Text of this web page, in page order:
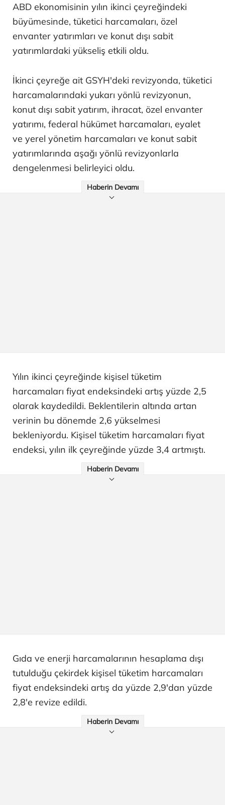
ABD ekonomisinin yılın ikinci çeyreğindeki
büyümesinde, tüketici harcamaları, özel
envanter yatırımları ve konut dışı sabit
yatırımlardaki yükseliş etkili oldu.
İkinci çeyreğe ait GSYH'deki revizyonda, tüketici
harcamalarındaki yukarı yönlü revizyonun,
konut dışı sabit yatırım, ihracat, özel envanter
yatırımı, federal hükümet harcamaları, eyalet
ve yerel yönetim harcamaları ve konut sabit
yatırımlarında aşağı yönlü revizyonlarla
dengelenmesi belirleyici oldu.
Haberin Devamı
Yılın ikinci çeyreğinde kişisel tüketim
harcamaları fiyat endeksindeki artış yüzde 2,5
olarak kaydedildi. Beklentilerin altında artan
verinin bu dönemde 2,6 yükselmesi
bekleniyordu. Kişisel tüketim harcamaları fiyat
endeksi, yılın ilk çeyreğinde yüzde 3,4 artmıştı.
Haberin Devamı
Gıda ve enerji harcamalarının hesaplama dışı
tutulduğu çekirdek kişisel tüketim harcamaları
fiyat endeksindeki artış da yüzde 2,9'dan yüzde
2,8'e revize edildi.
Haberin Devamı